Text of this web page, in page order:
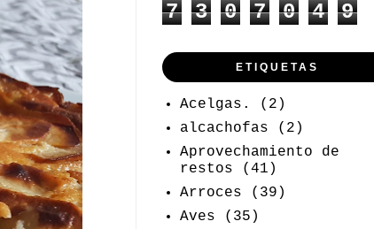
7 3 0 7 0 4 9
ETIQUETAS
Acelgas.
(2)
alcachofas
(2)
Aprovechamiento de
restos
(41)
Arroces
(39)
Aves
(35)